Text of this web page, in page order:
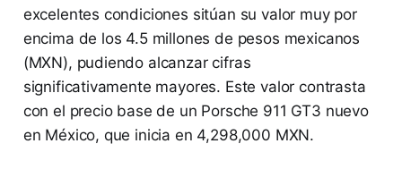
excelentes condiciones sitúan su valor muy por
encima de los 4.5 millones de pesos mexicanos
(MXN), pudiendo alcanzar cifras
significativamente mayores. Este valor contrasta
con el precio base de un Porsche 911 GT3 nuevo
en México, que inicia en 4,298,000 MXN.